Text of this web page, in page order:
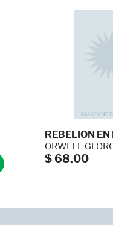
REBELION
ORWELL
$ 68.00